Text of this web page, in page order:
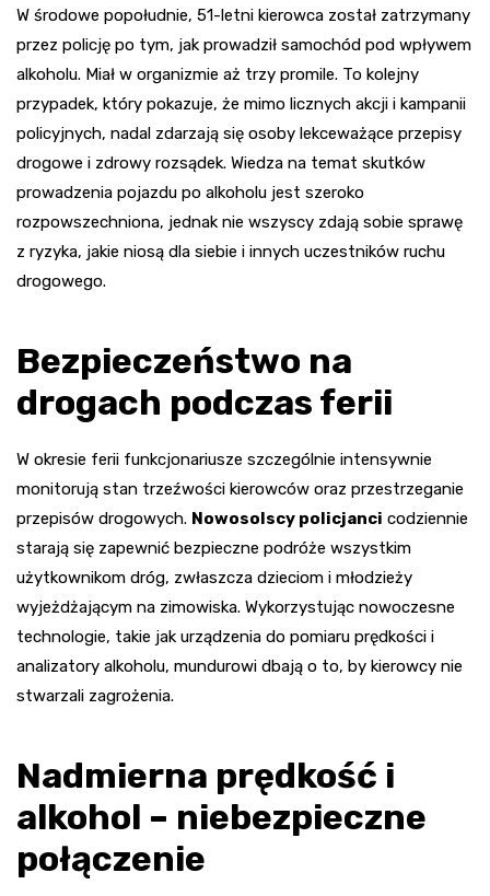
W środowe popołudnie, 51-letni kierowca został zatrzymany
przez policję po tym, jak prowadził samochód pod wpływem
alkoholu. Miał w organizmie aż trzy promile. To kolejny
przypadek, który pokazuje, że mimo licznych akcji i kampanii
policyjnych, nadal zdarzają się osoby lekceważące przepisy
drogowe i zdrowy rozsądek. Wiedza na temat skutków
prowadzenia pojazdu po alkoholu jest szeroko
rozpowszechniona, jednak nie wszyscy zdają sobie sprawę
z ryzyka, jakie niosą dla siebie i innych uczestników ruchu
drogowego.
Bezpieczeństwo na
drogach podczas ferii
W okresie ferii funkcjonariusze szczególnie intensywnie
monitorują stan trzeźwości kierowców oraz przestrzeganie
przepisów drogowych. Nowosolscy policjanci codziennie
starają się zapewnić bezpieczne podróże wszystkim
użytkownikom dróg, zwłaszcza dzieciom i młodzieży
wyjeżdżającym na zimowiska. Wykorzystując nowoczesne
technologie, takie jak urządzenia do pomiaru prędkości i
analizatory alkoholu, mundurowi dbają o to, by kierowcy nie
stwarzali zagrożenia.
Nadmierna prędkość i
alkohol – niebezpieczne
połączenie